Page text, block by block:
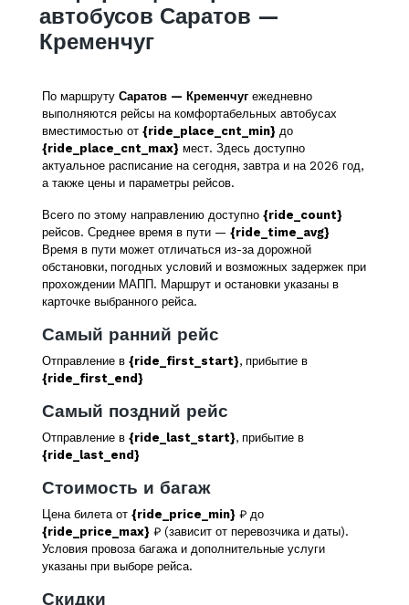
автобусов Саратов —
Кременчуг
По маршруту Саратов — Кременчуг ежедневно
выполняются рейсы на комфортабельных автобусах
вместимостью от {ride_place_cnt_min} до
{ride_place_cnt_max} мест. Здесь доступно
актуальное расписание на сегодня, завтра и на 2026 год,
а также цены и параметры рейсов.
Всего по этому направлению доступно {ride_count}
рейсов. Среднее время в пути — {ride_time_avg}
Время в пути может отличаться из-за дорожной
обстановки, погодных условий и возможных задержек при
прохождении МАПП. Маршрут и остановки указаны в
карточке выбранного рейса.
Самый ранний рейс
Отправление в {ride_first_start}, прибытие в
{ride_first_end}
Самый поздний рейс
Отправление в {ride_last_start}, прибытие в
{ride_last_end}
Стоимость и багаж
Цена билета от {ride_price_min} ₽ до
{ride_price_max} ₽ (зависит от перевозчика и даты).
Условия провоза багажа и дополнительные услуги
указаны при выборе рейса.
Скидки